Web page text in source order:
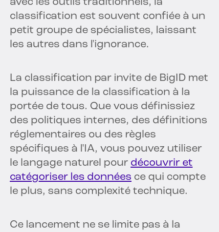
avec les outils traditionnels, la
classification est souvent confiée à un
petit groupe de spécialistes, laissant
les autres dans l'ignorance.
La classification par invite de BigID met
la puissance de la classification à la
portée de tous. Que vous définissiez
des politiques internes, des définitions
réglementaires ou des règles
spécifiques à l'IA, vous pouvez utiliser
le langage naturel pour découvrir et
catégoriser les données ce qui compte
le plus, sans complexité technique.
Ce lancement ne se limite pas à la